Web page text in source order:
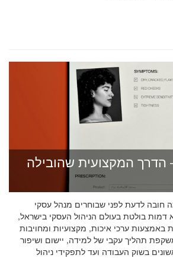
הדרך המקצועית שהובילה
ג'לולי ב-2026: מה חובה לדעת לפני שבוחרים מנהל עסקי
דמות בולטת בעולם הניהול העסקי בישראל,
ערכי איכות, מקצועיות ומחויבות
תהליך עקבי של למידה, יישום ושיפור
בשוק העבודה ועד לתפקידי ניהול